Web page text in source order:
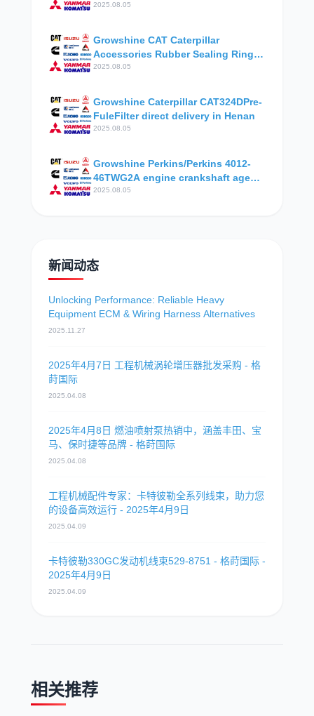
Technical Research
2025.08.05
Growshine CAT Caterpillar
Accessories Rubber Sealing Ring
619455 Aerospace
2025.08.05
Growshine Caterpillar CAT324DPre-
FuleFilter direct delivery in Henan
2025.08.05
Growshine Perkins/Perkins 4012-
46TWG2A engine crankshaft agent
Yantai
2025.08.05
新闻动态
Unlocking Performance: Reliable Heavy
Equipment ECM & Wiring Harness Alternatives
2025.11.27
2025年4月7日 工程机械涡轮增压器批发采购 - 格
莳国际
2025.04.08
2025年4月8日 燃油喷射泵热销中，涵盖丰田、宝
马、保时捷等品牌 - 格莳国际
2025.04.08
工程机械配件专家：卡特彼勒全系列线束，助力您
的设备高效运行 - 2025年4月9日
2025.04.09
卡特彼勒330GC发动机线束529-8751 - 格莳国际 -
2025年4月9日
2025.04.09
相关推荐